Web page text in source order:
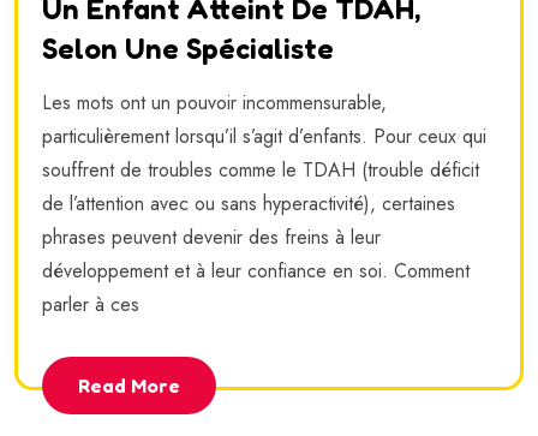
Un Enfant Atteint De TDAH,
Selon Une Spécialiste
Les mots ont un pouvoir incommensurable,
particulièrement lorsqu’il s’agit d’enfants. Pour ceux qui
souffrent de troubles comme le TDAH (trouble déficit
de l’attention avec ou sans hyperactivité), certaines
phrases peuvent devenir des freins à leur
développement et à leur confiance en soi. Comment
parler à ces
Read More